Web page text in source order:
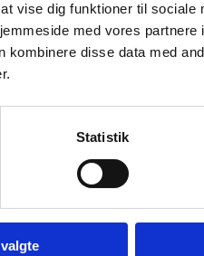
vise dig funktioner til sociale
med vores partnere
disse data med
Statistik